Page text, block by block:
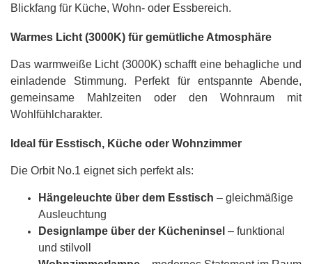
Blickfang für Küche, Wohn- oder Essbereich.
Warmes Licht (3000K) für gemütliche Atmosphäre
Das warmweiße Licht (3000K) schafft eine behagliche und
einladende Stimmung. Perfekt für entspannte Abende,
gemeinsame Mahlzeiten oder den Wohnraum mit
Wohlfühlcharakter.
Ideal für Esstisch, Küche oder Wohnzimmer
Die Orbit No.1 eignet sich perfekt als:
Hängeleuchte über dem Esstisch – gleichmäßige
Ausleuchtung
Designlampe über der Kücheninsel – funktional
und stilvoll